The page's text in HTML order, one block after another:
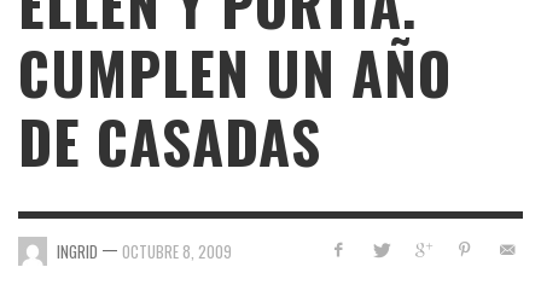
CUMPLEN UN AÑO
DE CASADAS
INGRID — OCTUBRE 8, 2009